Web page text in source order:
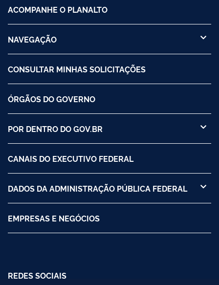
ACOMPANHE O PLANALTO
NAVEGAÇÃO
CONSULTAR MINHAS SOLICITAÇÕES
ÓRGÃOS DO GOVERNO
POR DENTRO DO GOV.BR
CANAIS DO EXECUTIVO FEDERAL
DADOS DA ADMINISTRAÇÃO PÚBLICA FEDERAL
EMPRESAS E NEGÓCIOS
REDES SOCIAIS